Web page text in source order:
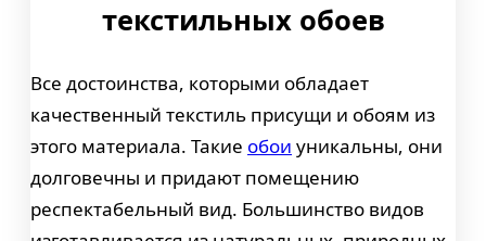
текстильных обоев
Все достоинства, которыми обладает
качественный текстиль присущи и обоям из
этого материала. Такие обои уникальны, они
долговечны и придают помещению
респектабельный вид. Большинство видов